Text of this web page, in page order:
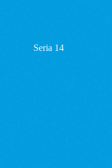
Seria 14